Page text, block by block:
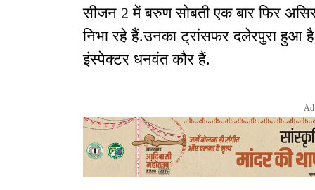
सीजन 2 में बरुण सोबती एक बार फिर
निभा रहे हैं.उनका ट्रांसफर दलेरपुरा हुआ
इंस्पेक्टर धनवंत कौर हैं.